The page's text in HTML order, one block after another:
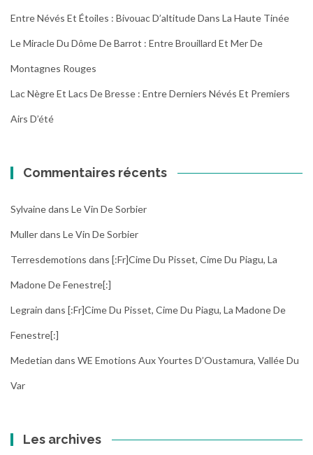
Entre Névés Et Étoiles : Bivouac D’altitude Dans La Haute Tinée
Le Miracle Du Dôme De Barrot : Entre Brouillard Et Mer De
Montagnes Rouges
Lac Nègre Et Lacs De Bresse : Entre Derniers Névés Et Premiers
Airs D’été
Commentaires récents
Sylvainedans Le Vin De Sorbier
Mullerdans Le Vin De Sorbier
Terresdemotions dans [:fr]Cime Du Pisset, Cime Du Piagu, La
Madone De Fenestre[:]
Legrain dans [:fr]Cime Du Pisset, Cime Du Piagu, La Madone De
Fenestre[:]
Medetian dans WE Emotions Aux Yourtes D’Oustamura, Vallée Du
Var
Les archives